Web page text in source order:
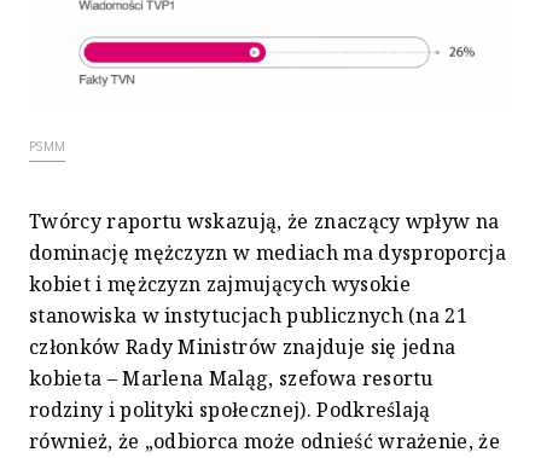
PSMM
Twórcy raportu wskazują, że znaczący wpływ na
dominację mężczyzn w mediach ma dysproporcja
kobiet i mężczyzn zajmujących wysokie
stanowiska w instytucjach publicznych (na 21
członków Rady Ministrów znajduje się jedna
kobieta – Marlena Maląg, szefowa resortu
rodziny i polityki społecznej). Podkreślają
również, że „odbiorca może odnieść wrażenie, że